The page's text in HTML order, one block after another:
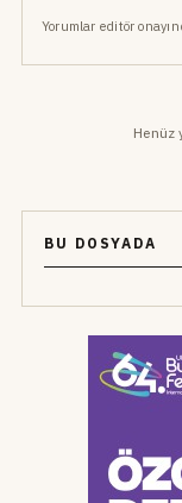
Yorumlar editör
Henüz
BU DOSYADA